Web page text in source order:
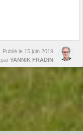
Publié le 15 juin 2019
par YANNIK FRADIN